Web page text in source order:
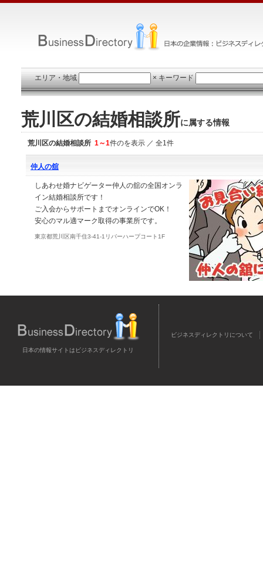
エリア・地域 × キーワード
荒川区の結婚相談所に属する情報
荒川区の結婚相談所 1～1件のを表示 ／ 全1件
仲人の舘
しあわせ婚ナビゲーター仲人の舘の全国オンラ
イン結婚相談所です！
ご入会からサポートまでオンラインでOK！
安心のマル適マーク取得の事業所です。
東京都荒川区南千住3-41-1リバーハープコート1F
日本の情報サイトはビジネスディレクトリ
ビジネスディレクトリについて